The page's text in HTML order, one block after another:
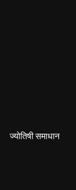
ज्योतिषी समाधान